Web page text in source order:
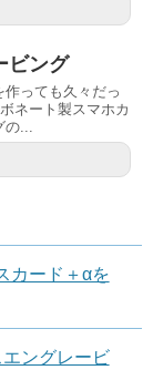
ビング
っても久々だっ
ネート製スマホカ
の...
カード＋αを
ングレービ